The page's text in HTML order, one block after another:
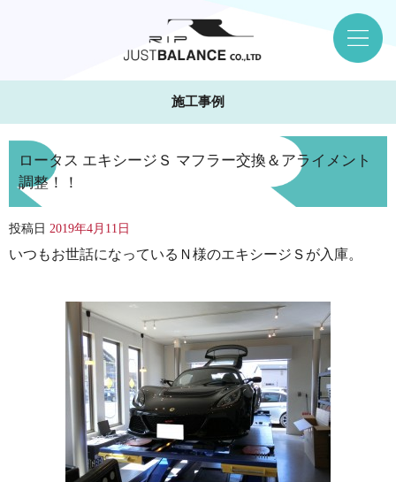
施工事例
ロータス エキシージＳ マフラー交換＆アライメント
調整！！
投稿日 2019年4月11日
いつもお世話になっているＮ様のエキシージＳが入庫。